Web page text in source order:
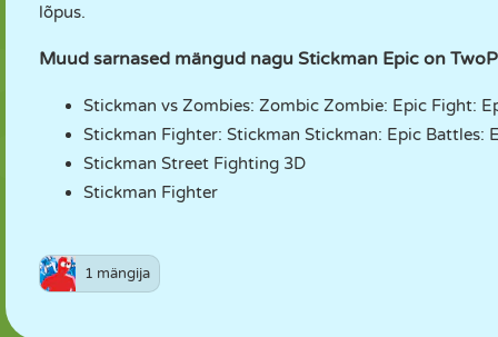
lõpus.
Muud sarnased mängud nagu Stickman Epic on
Stickman vs Zombies: Zombic Zombie: Epic Fight:
Stickman Fighter: Stickman Stickman: Epic Battles:
Stickman Street Fighting 3D
Stickman Fighter
1 mängija